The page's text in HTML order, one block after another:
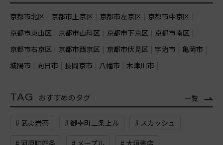
京都市北区 京都市上京区 京都市左京区
京都市中京区
京都市東山区
京都市山科区 京都市下京区
京都市南区
京都市右京区
京都市西京区 京都市伏見区 宇治市
亀岡市
城陽市
向日市 長岡京市 八幡市 木津川市
TAG おすすめのタグ 一覧
# 武夷岩茶 # 御幸町三条上ル # スカッシュ